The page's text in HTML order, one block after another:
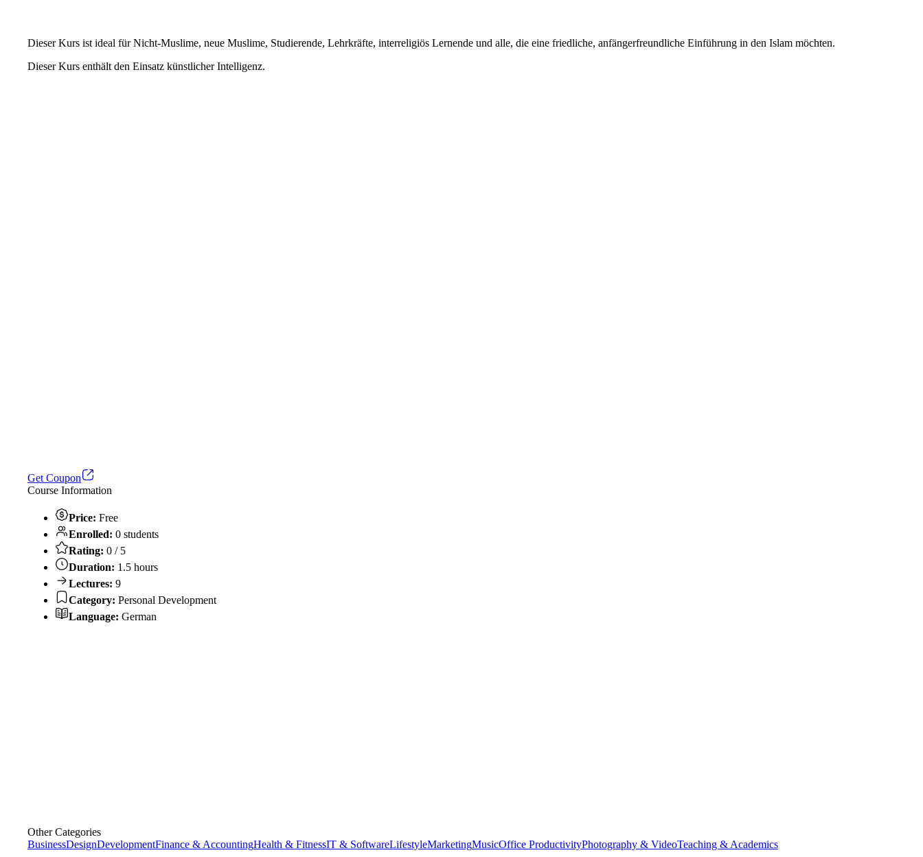
Dieser Kurs ist ideal für Nicht-Muslime, neue Muslime, Studierende, Lehrkräfte, interreligiös Lernende und alle, die eine friedliche, anfängerfreundliche Einführung in den Islam möchten.
Dieser Kurs enthält den Einsatz künstlicher Intelligenz.
Get Coupon
Course Information
Price: Free
Enrolled: 0 students
Rating: 0 / 5
Duration: 1.5 hours
Lectures: 9
Category: Personal Development
Language: German
Other Categories
BusinessDesignDevelopmentFinance & AccountingHealth & FitnessIT & SoftwareLifestyleMarketingMusicOffice ProductivityPhotography & VideoTeaching & Academics